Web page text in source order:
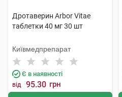
Дротаверин Arbor Vitae
таблетки 40 мг 30 шт
Київмедпрепарат
Є в наявності
від 95.30 грн